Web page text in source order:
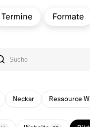
Termine Formate
Neckar Ressource